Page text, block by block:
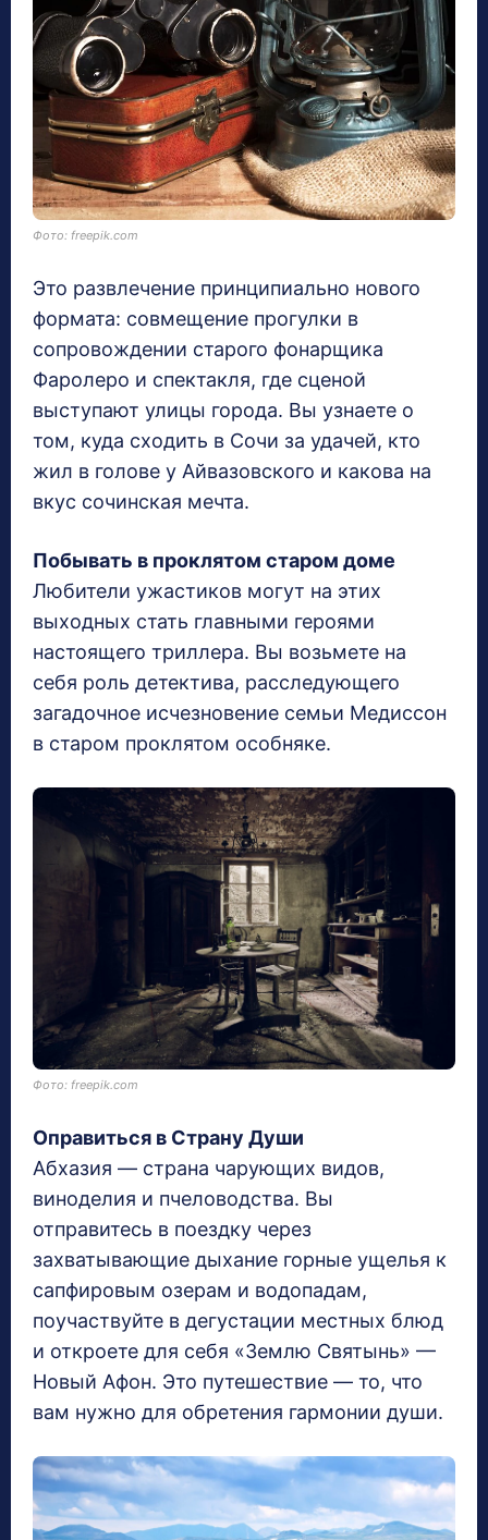
Фото: freepik.com
Это развлечение принципиально нового
формата: совмещение прогулки в
сопровождении старого фонарщика
Фаролеро и спектакля, где сценой
выступают улицы города. Вы узнаете о
том, куда сходить в Сочи за удачей, кто
жил в голове у Айвазовского и какова на
вкус сочинская мечта.
Побывать в проклятом старом доме
Любители ужастиков могут на этих
выходных стать главными героями
настоящего триллера. Вы возьмете на
себя роль детектива, расследующего
загадочное исчезновение семьи Медиссон
в старом проклятом особняке.
Фото: freepik.com
Оправиться в Страну Души
Абхазия — страна чарующих видов,
виноделия и пчеловодства. Вы
отправитесь в поездку через
захватывающие дыхание горные ущелья к
сапфировым озерам и водопадам,
поучаствуйте в дегустации местных блюд
и откроете для себя «Землю Святынь» —
Новый Афон. Это путешествие — то, что
вам нужно для обретения гармонии души.